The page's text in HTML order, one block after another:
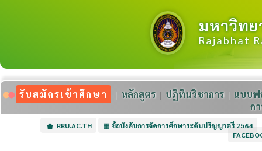
มหาวิท
Rajabhat
รับสมัครเข้าศึกษา หลักสูตร ปฏิทินวิชาการ
แบบฟ
ก
RRU.AC.TH ▦ ข้อบังคับการจัดการศึกษาระดับปริญญาตรี 2564